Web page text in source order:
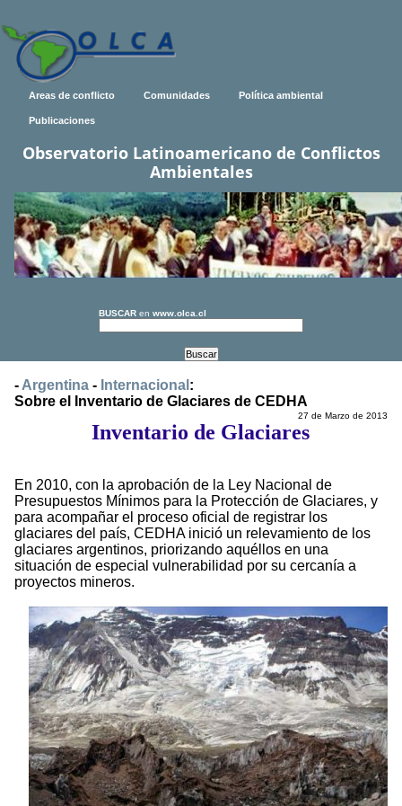
Areas de conflicto Comunidades Política ambiental
Publicaciones
Observatorio Latinoamericano de Conflictos
Ambientales
BUSCAR en www.olca.cl
- Argentina - Internacional :
Sobre el Inventario de Glaciares de CEDHA
27 de Marzo de 2013
Inventario de Glaciares
En 2010, con la aprobación de la Ley Nacional de
Presupuestos Mínimos para la Protección de Glaciares, y
para acompañar el proceso oficial de registrar los
glaciares del país, CEDHA inició un relevamiento de los
glaciares argentinos, priorizando aquéllos en una
situación de especial vulnerabilidad por su cercanía a
proyectos mineros.